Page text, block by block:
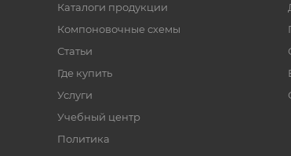
Каталоги продукции
Компоновочные схемы
Статьи
Где купить
Услуги
Учебный центр
Политика